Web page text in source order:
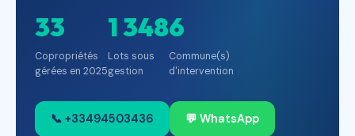
33
Copropriétés
gérées en 2025
1 348
Lots sous
gestion
6
Commune(s)
d'intervention
📞 +33494503436 💬 WhatsApp